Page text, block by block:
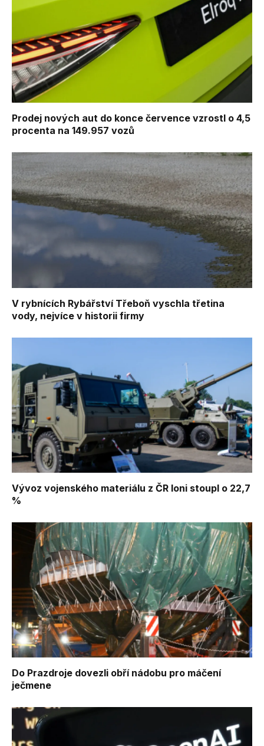
Prodej nových aut do konce července vzrostl o 4,5
procenta na 149.957 vozů
V rybnících Rybářství Třeboň vyschla třetina
vody, nejvíce v historii firmy
Vývoz vojenského materiálu z ČR loni stoupl o 22,7
%
Do Prazdroje dovezli obří nádobu pro máčení
ječmene